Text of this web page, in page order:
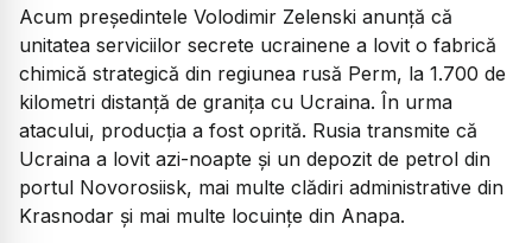
Acum președintele Volodimir Zelenski anunță că
unitatea serviciilor secrete ucrainene a lovit o fabrică
chimică strategică din regiunea rusă Perm, la 1.700 de
kilometri distanță de granița cu Ucraina. În urma
atacului, producția a fost oprită. Rusia transmite că
Ucraina a lovit azi-noapte și un depozit de petrol din
portul Novorosiisk, mai multe clădiri administrative din
Krasnodar și mai multe locuințe din Anapa.